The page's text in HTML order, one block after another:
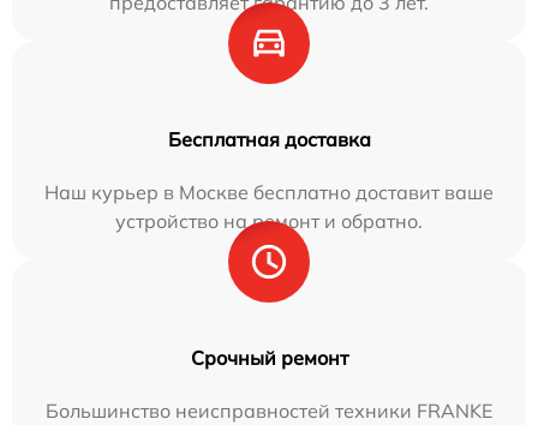
Бесплатная доставка
Наш курьер в Москве бесплатно доставит ваше
устройство на ремонт и обратно.
Срочный ремонт
Большинство неисправностей техники FRANKE